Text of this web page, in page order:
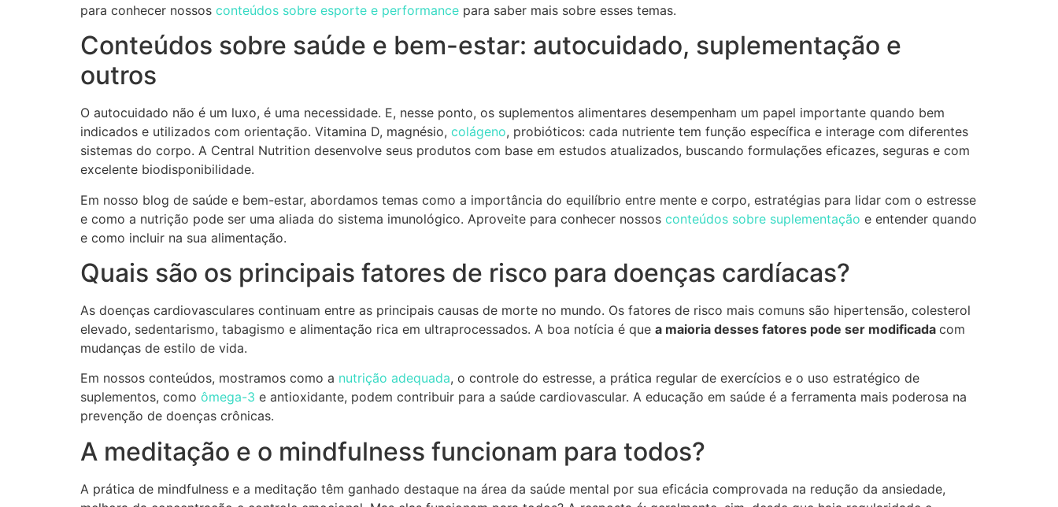
para conhecer nossos conteúdos sobre esporte e performance para saber mais sobre esses temas.
Conteúdos sobre saúde e bem-estar: autocuidado, suplementação e
outros
O autocuidado não é um luxo, é uma necessidade. E, nesse ponto, os suplementos alimentares desempenham um papel importante quando bem
indicados e utilizados com orientação. Vitamina D, magnésio, colágeno, probióticos: cada nutriente tem função específica e interage com diferentes
sistemas do corpo. A Central Nutrition desenvolve seus produtos com base em estudos atualizados, buscando formulações eficazes, seguras e com
excelente biodisponibilidade.
Em nosso blog de saúde e bem-estar, abordamos temas como a importância do equilíbrio entre mente e corpo, estratégias para lidar com o estresse
e como a nutrição pode ser uma aliada do sistema imunológico. Aproveite para conhecer nossos conteúdos sobre suplementação e entender quando
e como incluir na sua alimentação.
Quais são os principais fatores de risco para doenças cardíacas?
As doenças cardiovasculares continuam entre as principais causas de morte no mundo. Os fatores de risco mais comuns são hipertensão, colesterol
elevado, sedentarismo, tabagismo e alimentação rica em ultraprocessados. A boa notícia é que a maioria desses fatores pode ser modificada com
mudanças de estilo de vida.
Em nossos conteúdos, mostramos como a nutrição adequada, o controle do estresse, a prática regular de exercícios e o uso estratégico de
suplementos, como ômega-3 e antioxidante, podem contribuir para a saúde cardiovascular. A educação em saúde é a ferramenta mais poderosa na
prevenção de doenças crônicas.
A meditação e o mindfulness funcionam para todos?
A prática de mindfulness e a meditação têm ganhado destaque na área da saúde mental por sua eficácia comprovada na redução da ansiedade,